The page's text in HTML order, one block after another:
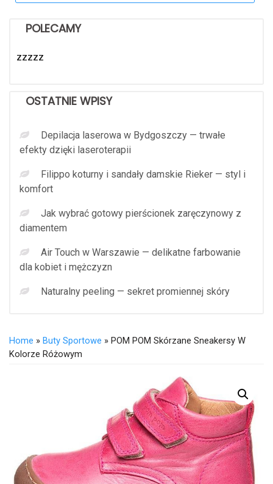
POLECAMY
zzzzz
OSTATNIE WPISY
Depilacja laserowa w Bydgoszczy — trwałe
efekty dzięki laseroterapii
Filippo koturny i sandały damskie Rieker — styl i
komfort
Jak wybrać gotowy pierścionek zaręczynowy z
diamentem
Air Touch w Warszawie — delikatne farbowanie
dla kobiet i mężczyzn
Naturalny peeling — sekret promiennej skóry
Home » Buty Sportowe » POM POM Skórzane Sneakersy W
Kolorze Różowym